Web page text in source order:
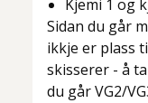
Kjemi 1 og
Sidan du går
ikkje er plass
skisserer - å
du går VG2/